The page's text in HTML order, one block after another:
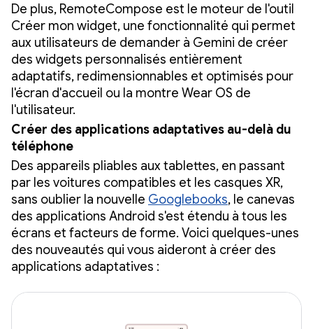
De plus, RemoteCompose est le moteur de l'outil
Créer mon widget, une fonctionnalité qui permet
aux utilisateurs de demander à Gemini de créer
des widgets personnalisés entièrement
adaptatifs, redimensionnables et optimisés pour
l'écran d'accueil ou la montre Wear OS de
l'utilisateur.
Créer des applications adaptatives au-delà du
téléphone
Des appareils pliables aux tablettes, en passant
par les voitures compatibles et les casques XR,
sans oublier la nouvelle Googlebooks, le canevas
des applications Android s'est étendu à tous les
écrans et facteurs de forme. Voici quelques-unes
des nouveautés qui vous aideront à créer des
applications adaptatives :